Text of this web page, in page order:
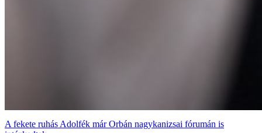
A fekete ruhás Adolfék már Orbán nagykanizsai fórumán is